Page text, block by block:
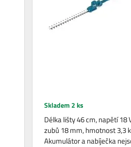
Skladem 2 ks
Délka lišty 46 cm, napětí 18
zubů 18 mm, hmotnost 3,3
Akumulátor a nabíječka